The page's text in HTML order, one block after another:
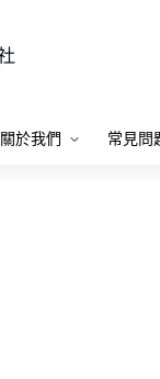
關於我們 常見問